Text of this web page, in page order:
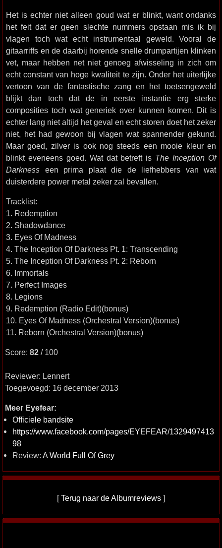
Het is echter niet alleen goud wat er blinkt, want ondanks
het feit dat er geen slechte nummers opstaan mis ik bij
vlagen toch wat echt instrumentaal geweld. Vooral de
gitaarriffs en de daarbij horende snelle drumpartijen klinken
vet, maar hebben net niet genoeg afwisseling in zich om
echt constant van hoge kwaliteit te zijn. Onder het uiterlijke
vertoon van de fantastische zang en het toetsengeweld
blijkt dan toch dat de in eerste instantie erg sterke
composities toch wat generiek over kunnen komen. Dit is
echter lang niet altijd het geval en echt storen doet het zeker
niet, het had gewoon bij vlagen wat spannender gekund.
Maar goed, zilver is ook nog steeds een mooie kleur en
blinkt eveneens goed. Wat dat betreft is The Inception Of
Darkness een prima plaat die de liefhebbers van wat
duisterdere power metal zeker zal bevallen.
Tracklist:
1. Redemption
2. Shadowdance
3. Eyes Of Madness
4. The Inception Of Darkness Pt. 1: Transcending
5. The Inception Of Darkness Pt. 2: Reborn
6. Immortals
7. Perfect Images
8. Legions
9. Redemption (Radio Edit)(bonus)
10. Eyes Of Madness (Orchestral Version)(bonus)
11. Reborn (Orchestral Version)(bonus)
Score: 82 / 100
Reviewer: Lennert
Toegevoegd: 16 december 2013
Meer Eyefear:
Officiele bandsite
https://www.facebook.com/pages/EYEFEAR/1329497413
98
Review: A World Full Of Grey
[Terug naar de Albumreviews ]